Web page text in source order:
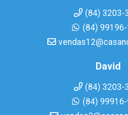
(84) 3203-
(84)
David
(84) 3203-
(84)